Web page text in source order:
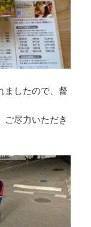
ましたので、督
ご尽力いただき